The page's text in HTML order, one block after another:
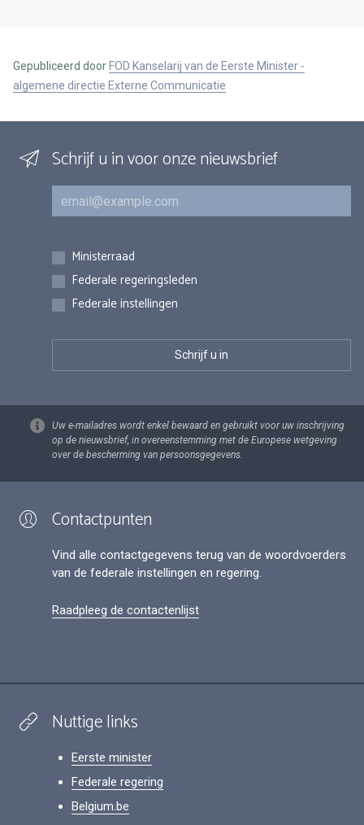
Gepubliceerd door FOD Kanselarij van de Eerste Minister -
algemene directie Externe Communicatie
Schrijf u in voor onze nieuwsbrief
E-mail
Inschrijvingen
Ministerraad
Federale regeringsleden
Federale instellingen
Uw e-mailadres wordt enkel bewaard en gebruikt voor uw inschrijving
op de nieuwsbrief, in overeenstemming met de Europese wetgeving
over de bescherming van persoonsgegevens.
Contactpunten
Vind alle contactgegevens terug van de woordvoerders
van de federale instellingen en regering.
Raadpleeg de contactenlijst
Nuttige links
Eerste minister
Federale regering
Belgium.be